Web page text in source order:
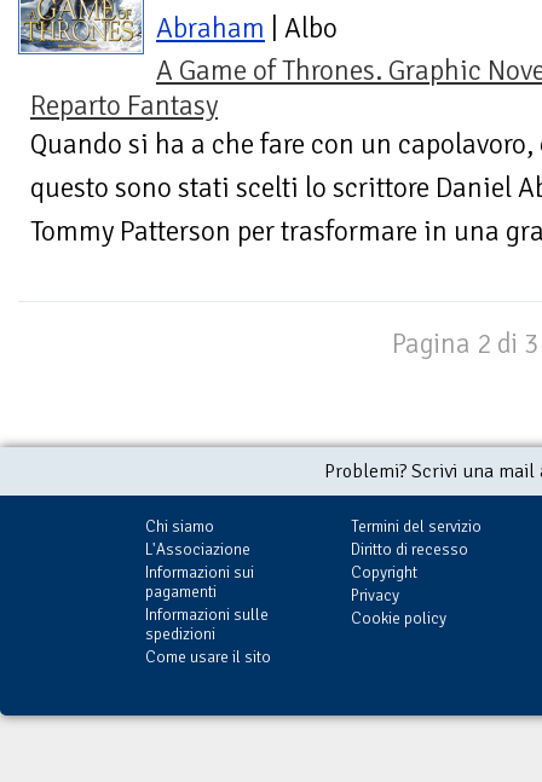
Abraham | Albo
A Game of Thrones. Graphic
Reparto Fantasy
Quando si ha a che fare con un
questo sono stati scelti lo scrittore Daniel
Tommy Patterson per trasformare in una
Pagina 2 di 3
Problemi? Scrivi una
Chi siamo
L'Associazione
Informazioni sui
pagamenti
Informazioni sulle
spedizioni
Come usare il sito
Termini del servizio
Diritto di recesso
Copyright
Privacy
Cookie policy